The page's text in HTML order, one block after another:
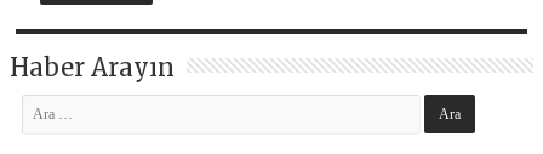
Haber Arayın